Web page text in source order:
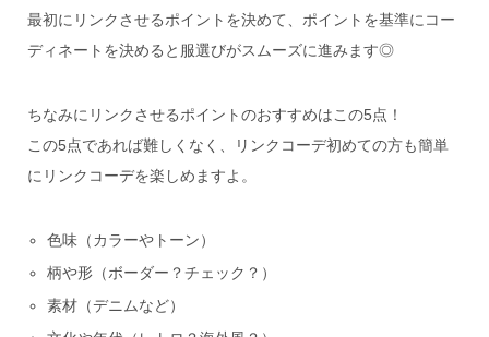
最初にリンクさせるポイントを決めて、ポイントを基準にコー
ディネートを決めると服選びがスムーズに進みます◎
ちなみにリンクさせるポイントのおすすめはこの5点！
この5点であれば難しくなく、リンクコーデ初めての方も簡単
にリンクコーデを楽しめますよ。
色味（カラーやトーン）
柄や形（ボーダー？チェック？）
素材（デニムなど）